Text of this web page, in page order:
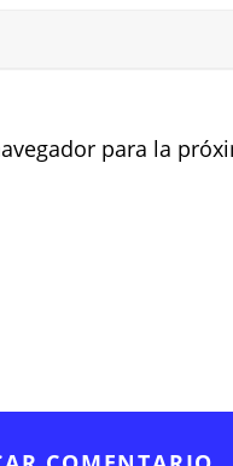
para la